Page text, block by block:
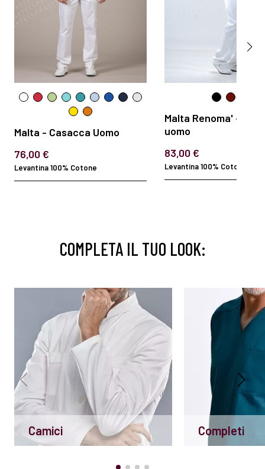
Malta - Casacca Uomo
76,00 €
Levantina 100% Cotone
Malta Renoma' -
uomo
83,00 €
Levantina 100% Cotone
COMPLETA IL TUO LOOK:
Camici Completi